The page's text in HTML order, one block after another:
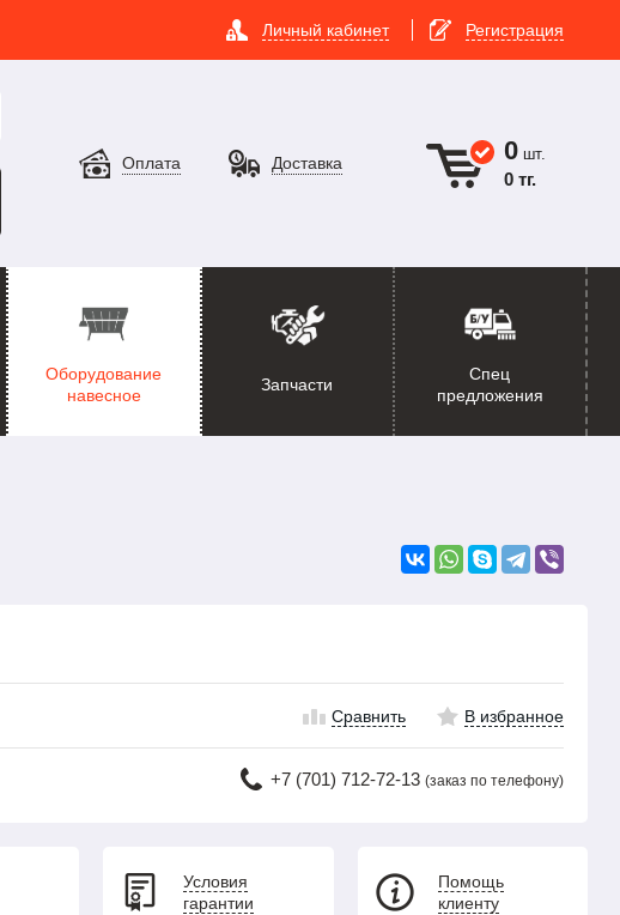
Личный кабинет Регистрация
Оплата Доставка 0 шт.
0 тг.
Оборудование
навесное
Запчасти
Спец
предложения
Сравнить В избранное
+7 (701) 712-72-13 (заказ по телефону)
Условия
гарантии
Помощь
клиенту